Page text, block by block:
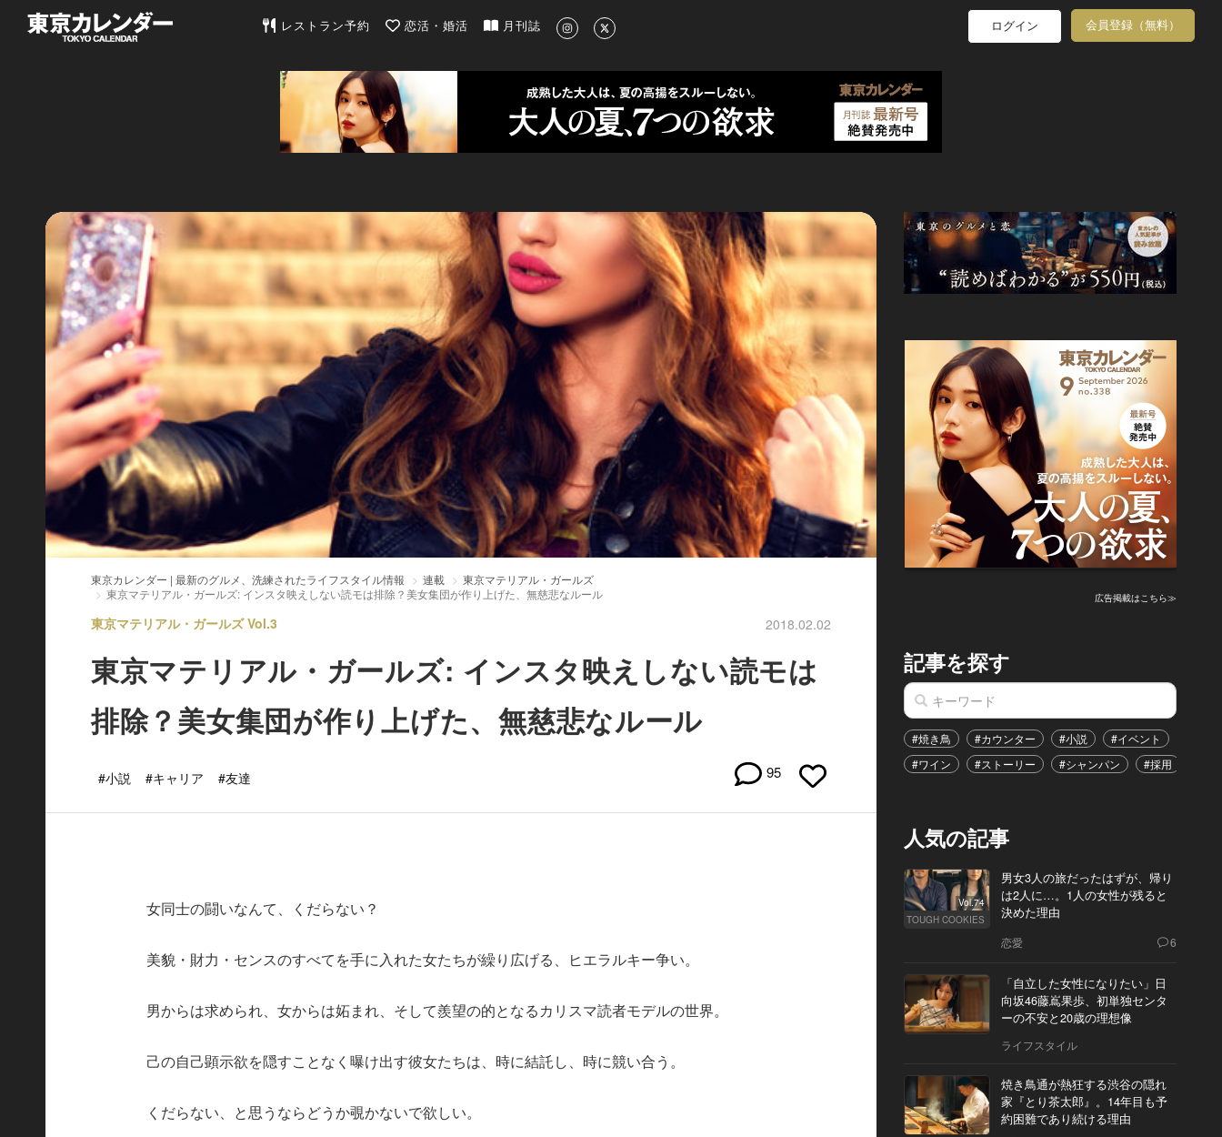
東京カレンダー | 最新のグルメ、洗練されたライフスタイル情報
レストラン予約 恋活・婚活 月刊誌 ログイン 会員登録（無料）
東京カレンダー | 最新のグルメ、洗練されたライフスタイル情報 連載
東京マテリアル・ガールズ
東京マテリアル・ガールズ: インスタ映えしない読モは排除？美女集団が作り上げた、無慈悲なルール
東京マテリアル・ガールズ Vol.3 2018.02.02
東京マテリアル・ガールズ: インスタ映えしない読モは
排除？美女集団が作り上げた、無慈悲なルール
#小説 #キャリア #友達 95
女同士の闘いなんて、くだらない？
美貌・財力・センスのすべてを手に入れた女たちが繰り広げる、ヒエラルキー争い。
男からは求められ、女からは妬まれ、そして羨望の的となるカリスマ読者モデルの世界。
己の自己顕示欲を隠すことなく曝け出す彼女たちは、時に結託し、時に競い合う。
くだらない、と思うならどうか覗かないで欲しい。
広告掲載はこちら≫
記事を探す
#焼き鳥 #カウンター #小説 #イベント
#ワイン
#ストーリー #シャンパン #採用
人気の記事
Vol.74
TOUGH COOKIES
男女3人の旅だったはずが、帰り
は2人に…。1人の女性が残ると
決めた理由
恋愛 6
「自立した女性になりたい」日
向坂46藤嶌果歩、初単独センタ
ーの不安と20歳の理想像
ライフスタイル
焼き鳥通が熱狂する渋谷の隠れ
家『とり茶太郎』。14年目も予
約困難であり続ける理由